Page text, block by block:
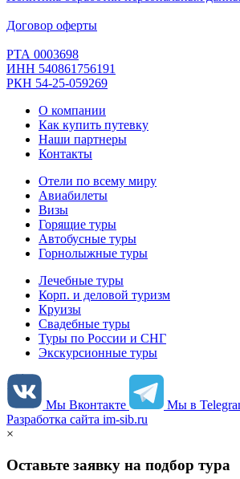
Договор оферты
РТА 0003698
ИНН 540861756191
РКН 54-25-059269
О компании
Как купить путевку
Наши партнеры
Контакты
Отели по всему миру
Авиабилеты
Визы
Горящие туры
Автобусные туры
Горнолыжные туры
Лечебные туры
Корп. и деловой туризм
Круизы
Свадебные туры
Туры по России и СНГ
Экскурсионные туры
Мы Вконтакте Мы в
Разработка сайта im-sib.ru
×
Оставьте заявку на подбор тура